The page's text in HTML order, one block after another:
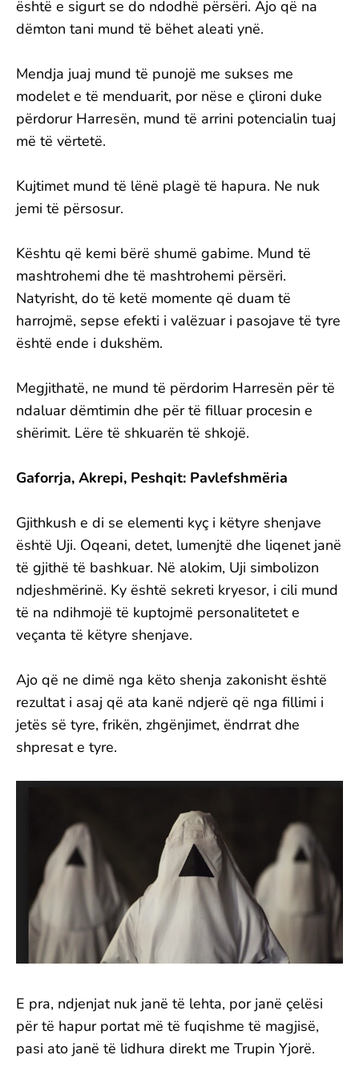
është e sigurt se do ndodhë përsëri. Ajo që na
dëmton tani mund të bëhet aleati ynë.
Mendja juaj mund të punojë me sukses me
modelet e të menduarit, por nëse e çlironi duke
përdorur Harresën, mund të arrini potencialin tuaj
më të vërtetë.
Kujtimet mund të lënë plagë të hapura. Ne nuk
jemi të përsosur.
Kështu që kemi bërë shumë gabime. Mund të
mashtrohemi dhe të mashtrohemi përsëri.
Natyrisht, do të ketë momente që duam të
harrojmë, sepse efekti i valëzuar i pasojave të tyre
është ende i dukshëm.
Megjithatë, ne mund të përdorim Harresën për të
ndaluar dëmtimin dhe për të filluar procesin e
shërimit. Lëre të shkuarën të shkojë.
Gaforrja, Akrepi, Peshqit: Pavlefshmëria
Gjithkush e di se elementi kyç i këtyre shenjave
është Uji. Oqeani, detet, lumenjtë dhe liqenet janë
të gjithë të bashkuar. Në alokim, Uji simbolizon
ndjeshmërinë. Ky është sekreti kryesor, i cili mund
të na ndihmojë të kuptojmë personalitetet e
veçanta të këtyre shenjave.
Ajo që ne dimë nga këto shenja zakonisht është
rezultat i asaj që ata kanë ndjerë që nga fillimi i
jetës së tyre, frikën, zhgënjimet, ëndrrat dhe
shpresat e tyre.
E pra, ndjenjat nuk janë të lehta, por janë çelësi
për të hapur portat më të fuqishme të magjisë,
pasi ato janë të lidhura direkt me Trupin Yjorë.